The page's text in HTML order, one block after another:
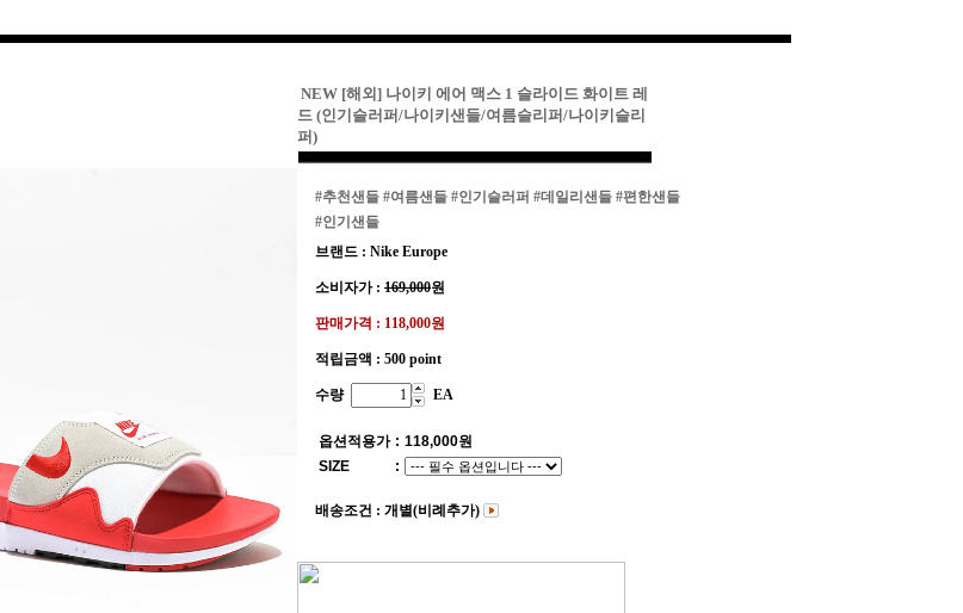
NEW [해외] 나이키 에어 맥스 1 슬라이드 화이트 레
드 (인기슬러퍼/나이키샌들/여름슬리퍼/나이키슬리
퍼)
#추천샌들 #여름샌들 #인기슬러퍼 #데일리샌들 #편한샌들
#인기샌들
브랜드 : Nike Europe
소비자가 : 169,000원
판매가격 : 118,000원
적립금액 : 500 point
수량 EA
옵션적용가 : 118,000원
SIZE
:
배송조건 : 개별(비례추가)